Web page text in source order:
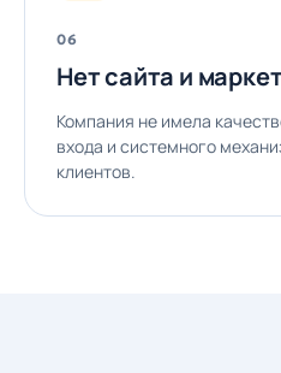
06
Нет сайта и
Компания не имела
входа и системного
клиентов.